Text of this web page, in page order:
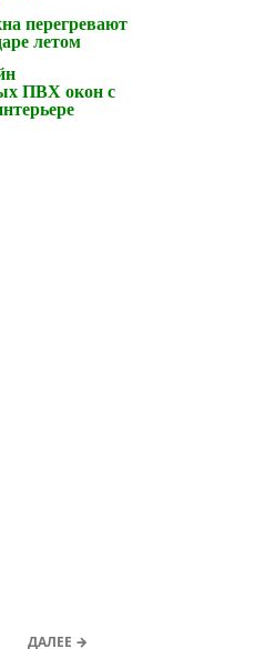
перегревают
летом
ПВХ окон с
ДАЛЕЕ →